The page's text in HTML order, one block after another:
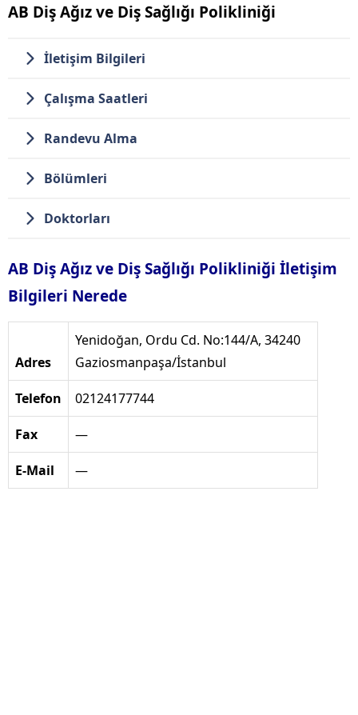
AB Diş Ağız ve Diş Sağlığı Polikliniği
İletişim Bilgileri
Çalışma Saatleri
Randevu Alma
Bölümleri
Doktorları
AB Diş Ağız ve Diş Sağlığı Polikliniği İletişim
Bilgileri Nerede
Adres
Yenidoğan, Ordu Cd. No:144/A, 34240
Gaziosmanpaşa/İstanbul
Telefon 02124177744
Fax —
E-Mail —